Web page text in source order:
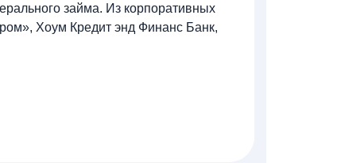
займа. Из корпоративных
Хоум Кредит энд Финанс Банк,